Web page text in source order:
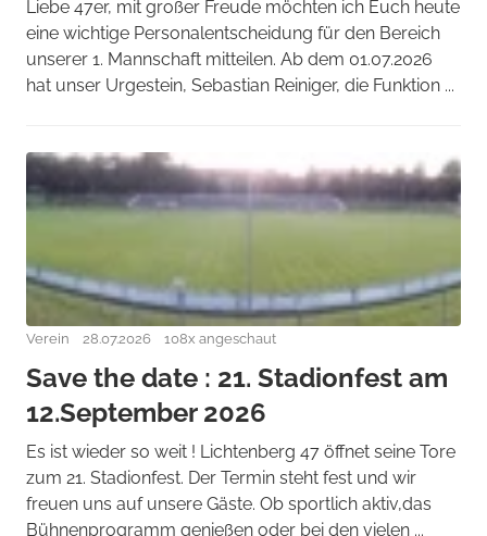
Liebe 47er, mit großer Freude möchten ich Euch heute
eine wichtige Personalentscheidung für den Bereich
unserer 1. Mannschaft mitteilen. Ab dem 01.07.2026
hat unser Urgestein, Sebastian Reiniger, die Funktion ...
Verein 28.07.2026 108x angeschaut
Save the date : 21. Stadionfest am
12.September 2026
Es ist wieder so weit ! Lichtenberg 47 öffnet seine Tore
zum 21. Stadionfest. Der Termin steht fest und wir
freuen uns auf unsere Gäste. Ob sportlich aktiv,das
Bühnenprogramm genießen oder bei den vielen ...